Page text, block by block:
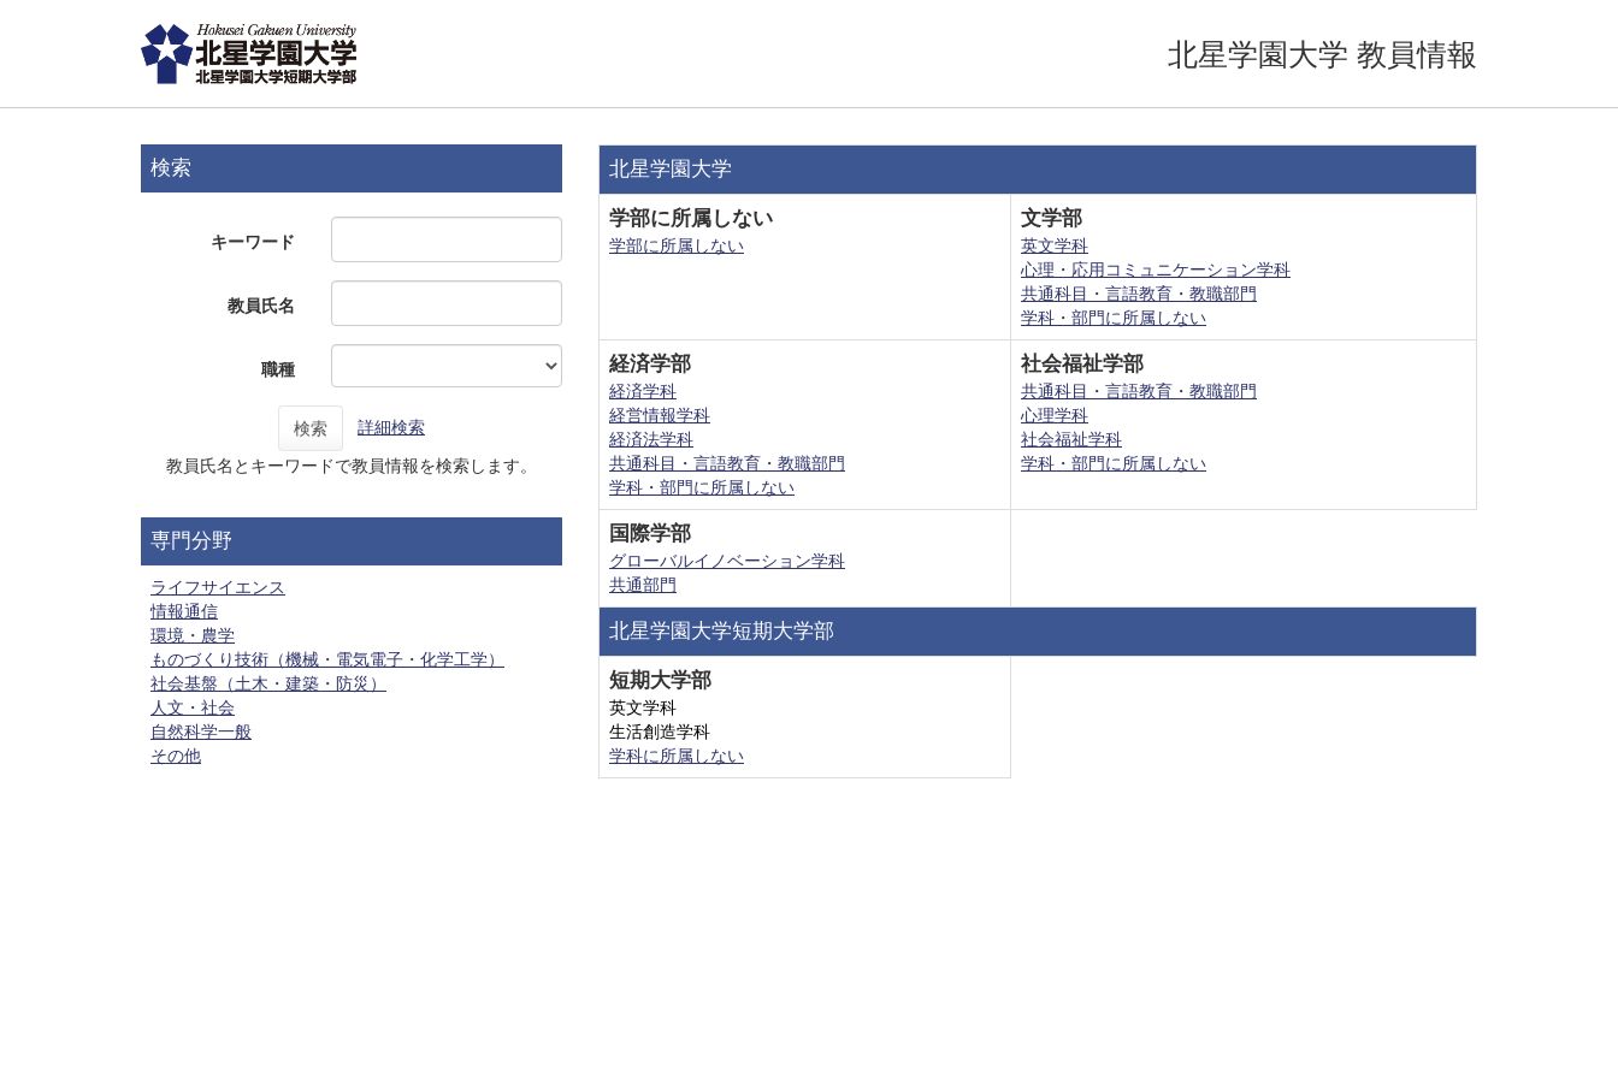
北星学園大学 教員情報
検索
キーワード
教員氏名
職種
検索 詳細検索
教員氏名とキーワードで教員情報を検索します。
専門分野
ライフサイエンス
情報通信
環境・農学
ものづくり技術（機械・電気電子・化学工学）
社会基盤（土木・建築・防災）
人文・社会
自然科学一般
その他
北星学園大学
学部に所属しない
学部に所属しない
文学部
英文学科
心理・応用コミュニケーション学科
共通科目・言語教育・教職部門
学科・部門に所属しない
経済学部
経済学科
経営情報学科
経済法学科
共通科目・言語教育・教職部門
学科・部門に所属しない
社会福祉学部
共通科目・言語教育・教職部門
心理学科
社会福祉学科
学科・部門に所属しない
国際学部
グローバルイノベーション学科
共通部門
北星学園大学短期大学部
短期大学部
英文学科
生活創造学科
学科に所属しない